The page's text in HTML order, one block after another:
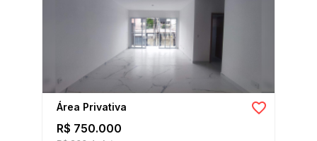
Área Privativa
R$ 750.000